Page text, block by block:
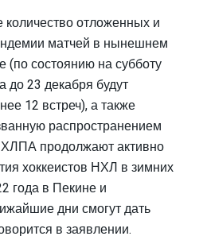
отложенных и
матчей в нынешнем
(по состоянию на субботу
до 23 декабря будут
12 встреч), а также
распространением
продолжают активно
хоккеистов НХЛ в зимних
года в Пекине и
дни смогут дать
в заявлении.